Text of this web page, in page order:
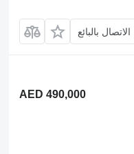
الاتصال بالبائع
AED 490,000